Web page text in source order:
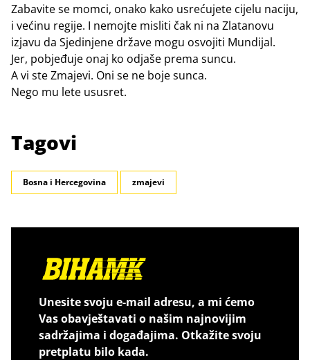
Zabavite se momci, onako kako usrećujete cijelu naciju,
i većinu regije. I nemojte misliti čak ni na Zlatanovu
izjavu da Sjedinjene države mogu osvojiti Mundijal.
Jer, pobjeđuje onaj ko odjaše prema suncu.
A vi ste Zmajevi. Oni se ne boje sunca.
Nego mu lete ususret.
Tagovi
Bosna i Hercegovina zmajevi
Unesite svoju e-mail adresu, a mi ćemo
Vas obavještavati o našim najnovijim
sadržajima i događajima. Otkažite svoju
pretplatu bilo kada.